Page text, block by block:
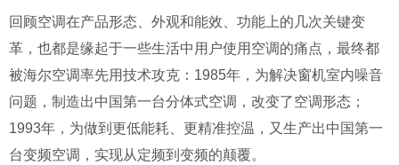
回顾空调在产品形态、外观和能效、功能上的几次关键变
革，也都是缘起于一些生活中用户使用空调的痛点，最终都
被海尔空调率先用技术攻克：1985年，为解决窗机室内噪音
问题，制造出中国第一台分体式空调，改变了空调形态；
1993年，为做到更低能耗、更精准控温，又生产出中国第一
台变频空调，实现从定频到变频的颠覆。